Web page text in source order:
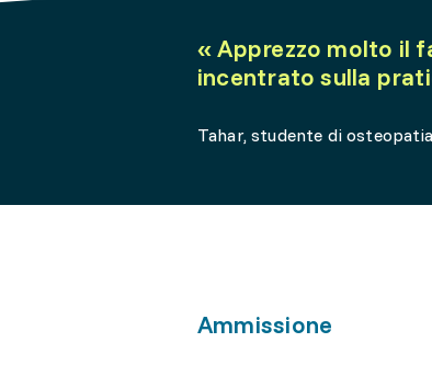
«Apprezzo molto il
incentrato sulla
Tahar, studente di osteopatia
Ammissione